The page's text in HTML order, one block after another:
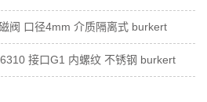
阀 口径4mm 介质隔离式 burkert
接口G1 内螺纹 不锈钢 burkert